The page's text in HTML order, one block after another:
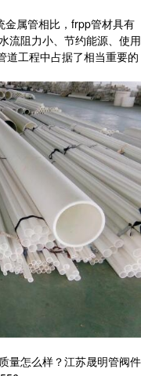
金属管相比，frpp管材具有
流阻力小、节约能源、使用
道工程中占据了相当重要的
量怎么样？江苏晟明管阀件